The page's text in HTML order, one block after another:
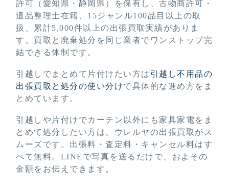
許可（愛知県・静岡県）を保有し、古物商許可・
遺品整理士在籍、15ジャンル100品目以上の取
扱、累計5,000件以上の出張買取実績がありま
す。買取と廃棄処分を同じ業者でワンストップ完
結できる体制です。
引越しでまとめて片付けたい方は 引越し不用品の
出張買取と処分の使い分けで具体的な進め方をま
とめています。
引越しや片付けでカーテン以外にも家具家電をま
とめて処分したい方は、ウレルヤの出張買取がス
ムーズです。出張料・査定料・キャンセル料はす
べて無料。LINEで写真を送るだけで、およその
金額をお伝えできます。